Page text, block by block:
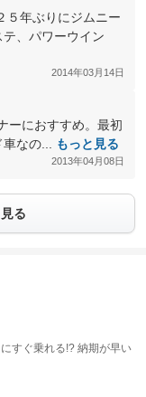
５年ぶりにジムニー
、パワーウイン
2014年03月14日
ーにおすすめ。最初
なの...
もっと見る
2013年04月08日
る
すぐ乗れる!? 納期が早い